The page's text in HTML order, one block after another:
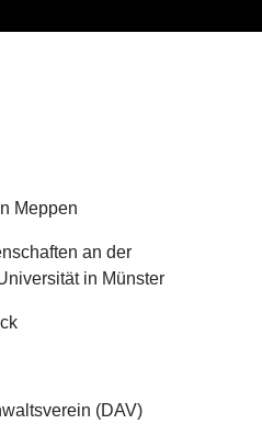
Meppen
an der
in Münster
(DAV)